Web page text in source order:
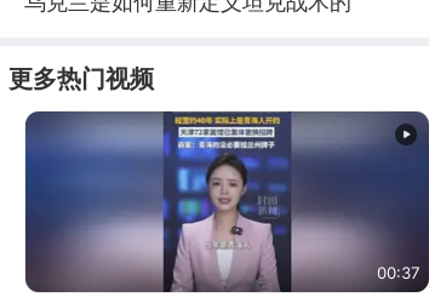
更多热门视频
00:37